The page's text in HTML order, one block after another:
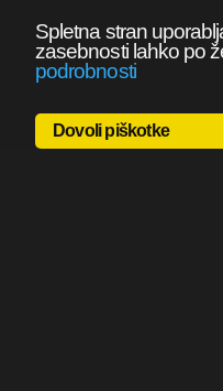
Spletna stran
zasebnosti lahko po
podrobnosti
Dovoli piškotke